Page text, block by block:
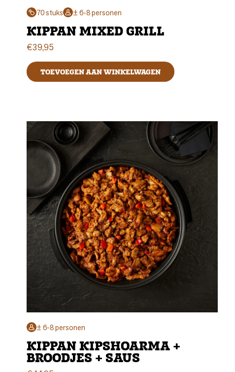
70 stuks ± 6-8 personen
KIPPAN MIXED GRILL
€39,95
TOEVOEGEN AAN WINKELWAGEN
± 6-8 personen
KIPPAN KIPSHOARMA +
BROODJES + SAUS